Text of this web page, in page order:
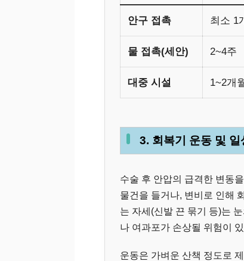
안구 접촉 최소 1
물 접촉(세안) 2~4주
대중 시설 1~2개
3. 회복기 운동 및
수술 후 안압의 급격한 변동
물건을 들거나, 변비로 인해
는 자세(신발 끈 묶기 등)는
나 여과포가 손상될 위험이
운동은 가벼운 산책 정도로